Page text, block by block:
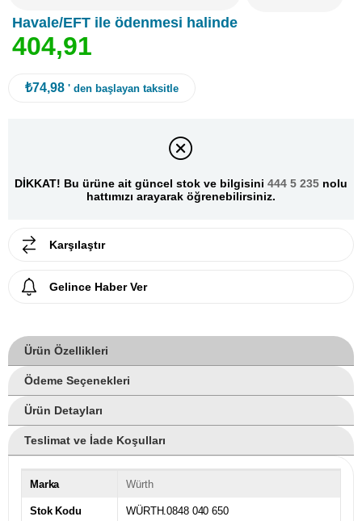
Havale/EFT ile ödenmesi halinde
404,91
₺74,98 ' den başlayan taksitle
DİKKAT! Bu ürüne ait güncel stok ve bilgisini 444 5 235 nolu
hattımızı arayarak öğrenebilirsiniz.
Karşılaştır
Gelince Haber Ver
Ürün Özellikleri
Ödeme Seçenekleri
Ürün Detayları
Teslimat ve İade Koşulları
Marka Würth
Stok Kodu WÜRTH.0848 040 650